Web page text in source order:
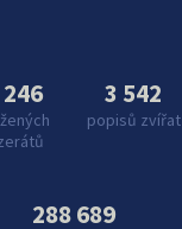
3 542
popisů zvířat
288 689